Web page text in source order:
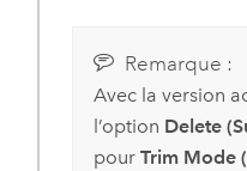
Remarque :
Avec la version
l’option Delete
pour Trim Mode